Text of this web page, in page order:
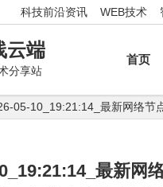
科技前沿资讯 WEB技术
云端
分享站
首页
05-10_19:21:14_最新网络
最新